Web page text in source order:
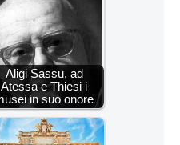
Aligi Sassu, ad
Atessa e Thiesi i
in suo onore